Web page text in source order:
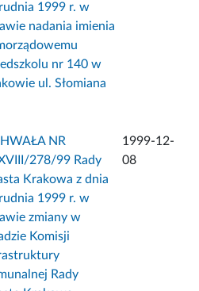
1999 r. w
nadania imienia
nr 140 w
ul. Słomiana
NR
278/99 Rady
Krakowa z dnia
1999 r. w
zmiany w
Komisji
Rady
1999-12-
08